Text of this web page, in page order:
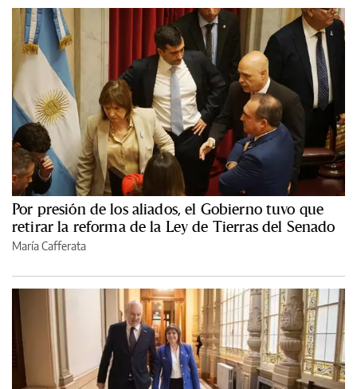
Por presión de los aliados, el Gobierno tuvo que
retirar la reforma de la Ley de Tierras del Senado
María Cafferata